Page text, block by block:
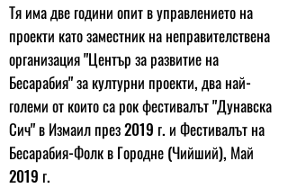
Тя има две години опит в управлението на
проекти като заместник на неправителствена
организация "Център за развитие на
Бесарабия" за културни проекти, два най-
големи от които са рок фестивалът "Дунавска
Сич" в Измаил през 2019 г. и Фестивалът на
Бесарабия-Фолк в Городне (Чийший), Май
2019 г.